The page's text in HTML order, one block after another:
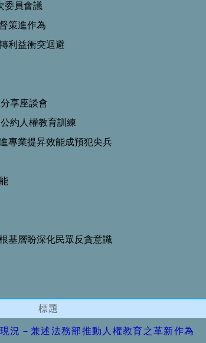
委員會議
策進作為
利益衝突迴避
享座談會
約人權教育訓練
專業提昇效能成預犯尖兵
基層盼深化民眾反貪意識
標題
況－兼述法務部推動人權教育之革新作為